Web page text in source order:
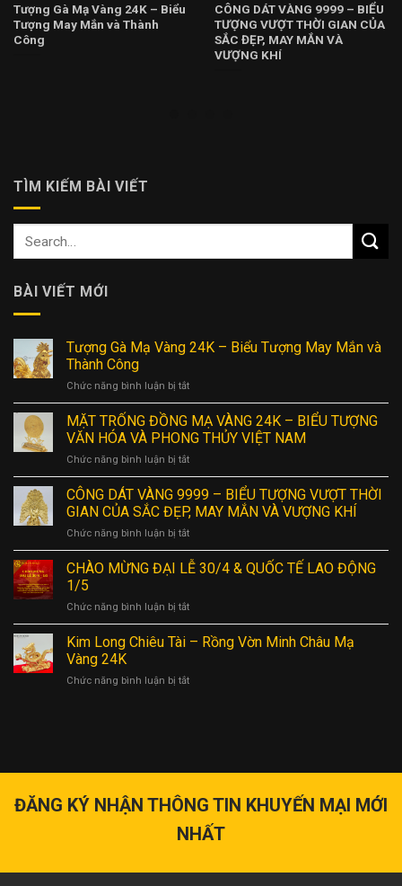
Tượng Gà Mạ Vàng 24K – Biểu
Tượng May Mắn và Thành
Công
CÔNG DÁT VÀNG 9999 – BIỂU
TƯỢNG VƯỢT THỜI GIAN CỦA
SẮC ĐẸP, MAY MẮN VÀ
VƯỢNG KHÍ
TÌM KIẾM BÀI VIẾT
BÀI VIẾT MỚI
Tượng Gà Mạ Vàng 24K – Biểu Tượng May Mắn và
Thành Công
Chức năng bình luận bị tắt
Tượng
Gà
Mạ
Vàng
–
Biểu
Tượng
và
Thành
MẶT TRỐNG ĐỒNG MẠ VÀNG 24K – BIỂU TƯỢNG
VĂN HÓA VÀ PHONG THỦY VIỆT NAM
Chức năng bình luận bị tắt
MẶT
TRỐNG
ĐỒNG
MẠ
24K
–
HÓA
VÀ
CÔNG DÁT VÀNG 9999 – BIỂU TƯỢNG VƯỢT THỜI
GIAN CỦA SẮC ĐẸP, MAY MẮN VÀ VƯỢNG KHÍ
Chức năng bình luận bị tắt
CÔNG
DÁT
BIỂU
TƯỢNG
KHÍ
CHÀO MỪNG ĐẠI LỄ 30/4 & QUỐC TẾ LAO ĐỘNG
1/5
Chức năng bình luận bị tắt
CHÀO
MỪNG
1/5
Kim Long Chiêu Tài – Rồng Vờn Minh Châu Mạ
Vàng 24K
Chức năng bình luận bị tắt
Rồng
Minh
Mạ
ĐĂNG KÝ NHẬN THÔNG TIN KHUYẾN MẠI MỚI
NHẤT